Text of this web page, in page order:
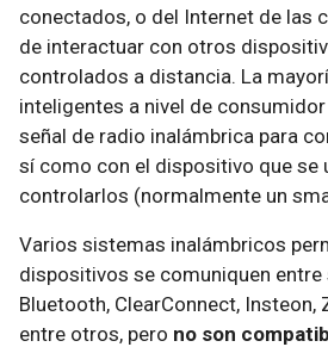
conectados, o del Internet de las
de interactuar con otros
controlados a distancia. La
inteligentes a nivel de consumidor
señal de radio inalámbrica para
sí como con el dispositivo que se
controlarlos (normalmente un
Varios sistemas inalámbricos
dispositivos se comuniquen entre
Bluetooth, ClearConnect, Insteon,
entre otros, pero no son